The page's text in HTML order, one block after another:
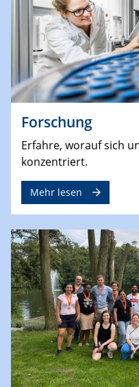
Forschung
Erfahre, worauf sich
konzentriert.
Mehr lesen